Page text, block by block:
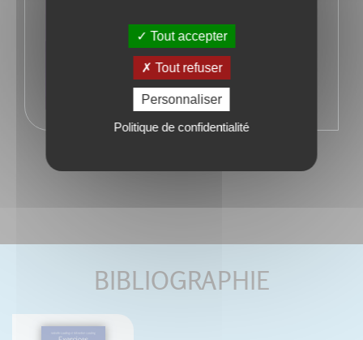
BIBLIOGRAPHIE
Tout accepter
Tout refuser
Personnaliser
Politique de confidentialité